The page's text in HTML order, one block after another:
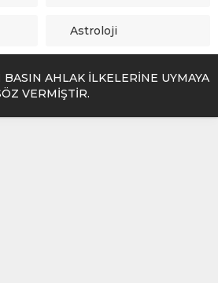
Astroloji
AHLAK İLKELERİNE UYMAYA
VERMİŞTİR.